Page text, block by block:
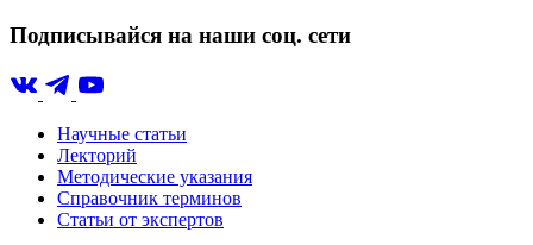
Подписывайся на наши соц. сети
Научные статьи
Лекторий
Методические указания
Справочник терминов
Статьи от экспертов